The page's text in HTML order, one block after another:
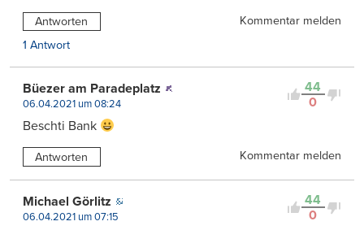
Antworten
Kommentar melden
1 Antwort
44
0
Büezer am Paradeplatz
06.04.2021 um 08:24
Beschti Bank
Antworten Kommentar melden
44
0
Michael Görlitz
06.04.2021 um 07:15